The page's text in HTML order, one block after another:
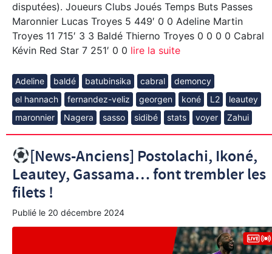
disputées). Joueurs Clubs Joués Temps Buts Passes
Maronnier Lucas Troyes 5 449′ 0 0 Adeline Martin
Troyes 11 715′ 3 3 Baldé Thierno Troyes 0 0 0 0 Cabral
Kévin Red Star 7 251′ 0 0 lire la suite
Adeline baldé batubinsika cabral
demoncy
el hannach
fernandez-veliz georgen koné L2
leautey
maronnier
Nagera sasso sidibé stats voyer Zahui
[News-Anciens] Postolachi, Ikoné,
Leautey, Gassama… font trembler les
filets !
Publié le 20 décembre 2024